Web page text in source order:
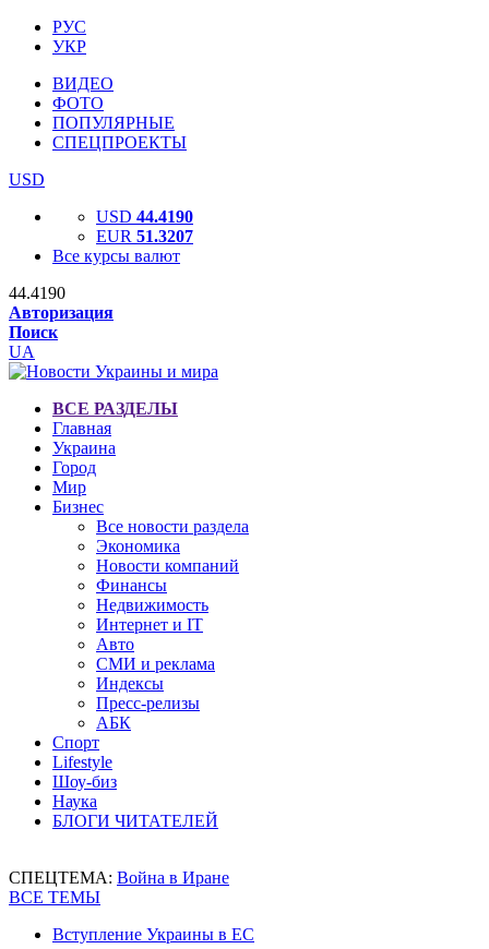
РУС
УКР
ВИДЕО
ФОТО
ПОПУЛЯРНЫЕ
СПЕЦПРОЕКТЫ
USD
USD 44.4190
EUR 51.3207
Все курсы валют
44.4190
Авторизация
Поиск
UA
ВСЕ РАЗДЕЛЫ
Главная
Украина
Город
Мир
Бизнес
Все новости раздела
Экономика
Новости компаний
Финансы
Недвижимость
Интернет и IT
Авто
СМИ и реклама
Индексы
Пресс-релизы
АБК
Спорт
Lifestyle
Шоу-биз
Наука
БЛОГИ ЧИТАТЕЛЕЙ
СПЕЦТЕМА: Война в Иране
ВСЕ ТЕМЫ
Вступление Украины в ЕС